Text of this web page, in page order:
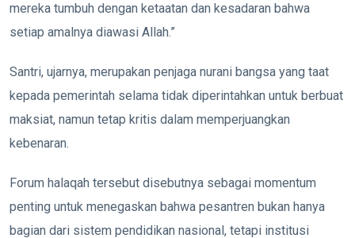
mereka tumbuh dengan ketaatan dan kesadaran bahwa
setiap amalnya diawasi Allah.”
Santri, ujarnya, merupakan penjaga nurani bangsa yang taat
kepada pemerintah selama tidak diperintahkan untuk berbuat
maksiat, namun tetap kritis dalam memperjuangkan
kebenaran.
Forum halaqah tersebut disebutnya sebagai momentum
penting untuk menegaskan bahwa pesantren bukan hanya
bagian dari sistem pendidikan nasional, tetapi institusi